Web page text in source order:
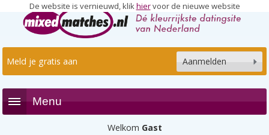
De website is vernieuwd, klikhiervoor de nieuwe website
Meld je gratis aan Aanmelden
Menu
Welkom Gast